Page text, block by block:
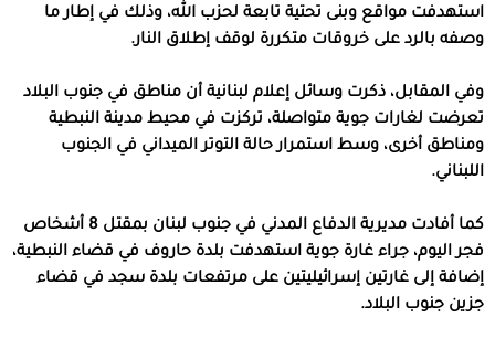
استهدفت مواقع وبنى تحتية تابعة لحزب الله، وذلك في إطار ما
وصفه بالرد على خروقات متكررة لوقف إطلاق النار.
وفي المقابل، ذكرت وسائل إعلام لبنانية أن مناطق في جنوب البلاد
تعرضت لغارات جوية متواصلة، تركزت في محيط مدينة النبطية
ومناطق أخرى، وسط استمرار حالة التوتر الميداني في الجنوب
اللبناني.
كما أفادت مديرية الدفاع المدني في جنوب لبنان بمقتل 8 أشخاص
فجر اليوم، جراء غارة جوية استهدفت بلدة حاروف في قضاء النبطية،
إضافة إلى غارتين إسرائيليتين على مرتفعات بلدة سجد في قضاء
جزين جنوب البلاد.